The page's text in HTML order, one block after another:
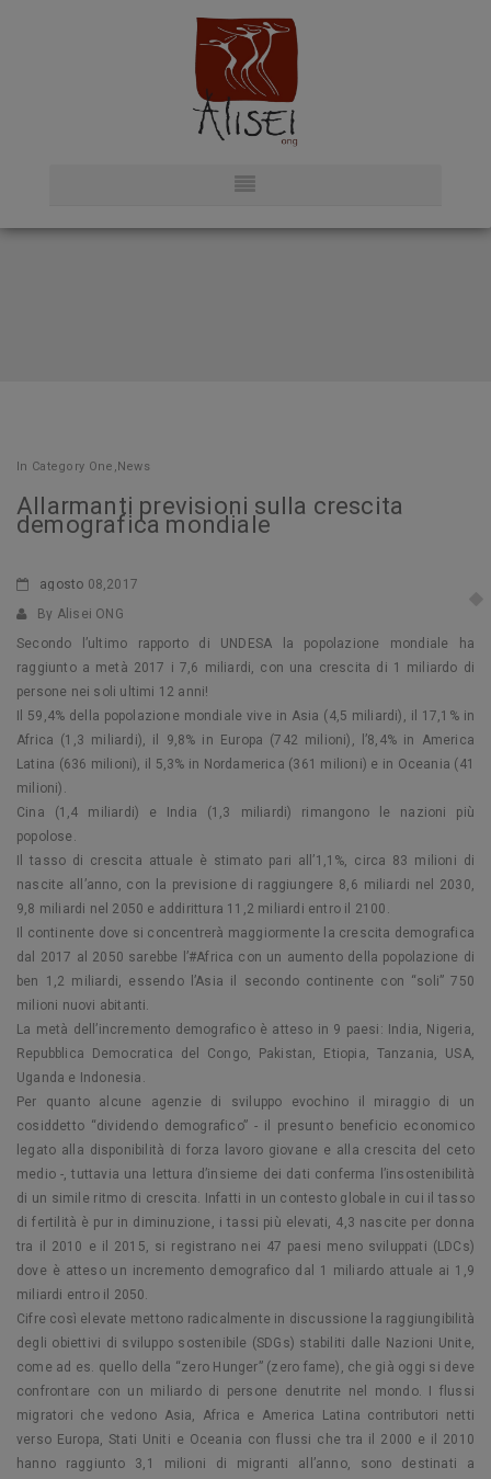
In Category One ,News
Allarmanti previsioni sulla crescita
demografica mondiale
agosto 08,2017
By Alisei ONG
Secondo l’ultimo rapporto di UNDESA la popolazione mondiale ha
raggiunto a metà 2017 i 7,6 miliardi, con una crescita di 1 miliardo di
persone nei soli ultimi 12 anni!
Il 59,4% della popolazione mondiale vive in Asia (4,5 miliardi), il 17,1% in
Africa (1,3 miliardi), il 9,8% in Europa (742 milioni), l’8,4% in America
Latina (636 milioni), il 5,3% in Nordamerica (361 milioni) e in Oceania (41
milioni).
Cina (1,4 miliardi) e India (1,3 miliardi) rimangono le nazioni più
popolose.
Il tasso di crescita attuale è stimato pari all’1,1%, circa 83 milioni di
nascite all’anno, con la previsione di raggiungere 8,6 miliardi nel 2030,
9,8 miliardi nel 2050 e addirittura 11,2 miliardi entro il 2100.
Il continente dove si concentrerà maggiormente la crescita demografica
dal 2017 al 2050 sarebbe l’#Africa con un aumento della popolazione di
ben 1,2 miliardi, essendo l’Asia il secondo continente con “soli” 750
milioni nuovi abitanti.
La metà dell’incremento demografico è atteso in 9 paesi: India, Nigeria,
Repubblica Democratica del Congo, Pakistan, Etiopia, Tanzania, USA,
Uganda e Indonesia.
Per quanto alcune agenzie di sviluppo evochino il miraggio di un
cosiddetto “dividendo demografico” - il presunto beneficio economico
legato alla disponibilità di forza lavoro giovane e alla crescita del ceto
medio -, tuttavia una lettura d’insieme dei dati conferma l’insostenibilità
di un simile ritmo di crescita. Infatti in un contesto globale in cui il tasso
di fertilità è pur in diminuzione, i tassi più elevati, 4,3 nascite per donna
tra il 2010 e il 2015, si registrano nei 47 paesi meno sviluppati (LDCs)
dove è atteso un incremento demografico dal 1 miliardo attuale ai 1,9
miliardi entro il 2050.
Cifre così elevate mettono radicalmente in discussione la raggiungibilità
degli obiettivi di sviluppo sostenibile (SDGs) stabiliti dalle Nazioni Unite,
come ad es. quello della “zero Hunger” (zero fame), che già oggi si deve
confrontare con un miliardo di persone denutrite nel mondo. I flussi
migratori che vedono Asia, Africa e America Latina contributori netti
verso Europa, Stati Uniti e Oceania con flussi che tra il 2000 e il 2010
hanno raggiunto 3,1 milioni di migranti all’anno, sono destinati a